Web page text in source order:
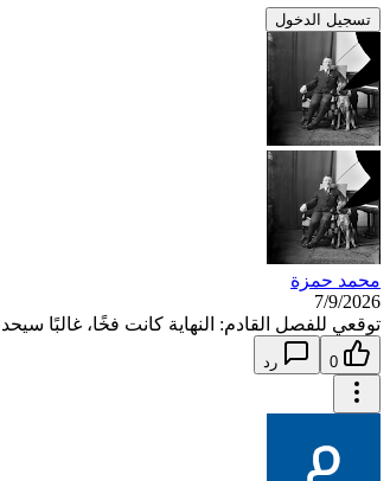
تسجيل الدخول
محمد حمزة
7/9/2026
توقعي للفصل القادم: النهاية كانت فخًا، غالبًا
0 رد